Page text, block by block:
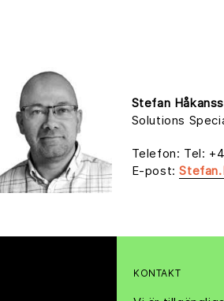
Stefan
Solutions
Telefon: Tel:
E-post:
KONTAKT